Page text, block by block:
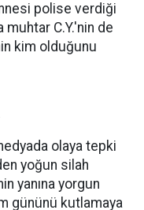
polise verdiği
muhtar C.Y.'nin de
kim olduğunu
olaya tepki
yoğun silah
yanına yorgun
gününü kutlamaya